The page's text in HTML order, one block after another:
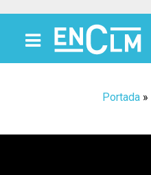
Portada»